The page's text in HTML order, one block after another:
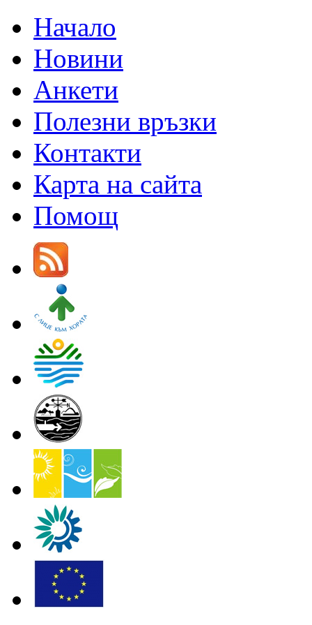
Начало
Новини
Анкети
Полезни връзки
Контакти
Карта на сайта
Помощ